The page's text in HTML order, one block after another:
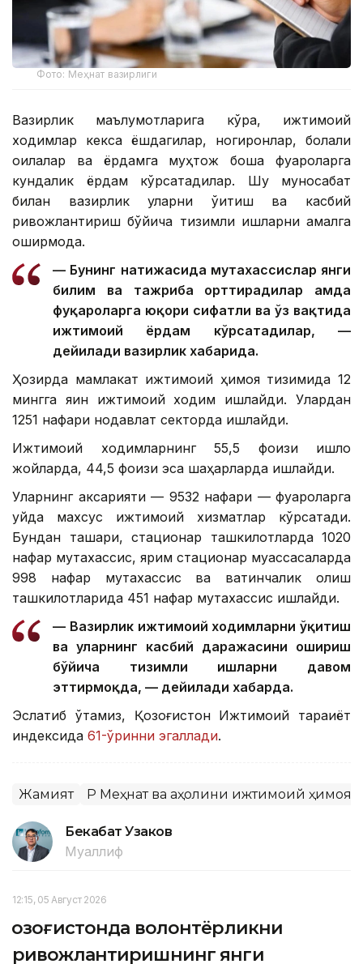
Фото: Меҳнат вазирлиги
Вазирлик маълумотларига кўра, ижтимоий
ходимлар кекса ёшдагилар, ногиронлар, болали
оилалар ва ёрдамга муҳтож бошқа фуқароларга
кундалик ёрдам кўрсатадилар. Шу муносабат
билан вазирлик уларни ўқитиш ва касбий
ривожлантириш бўйича тизимли ишларни амалга
оширмоқда.
— Бунинг натижасида мутахассислар янги
билим ва тажриба орттирадилар ҳамда
фуқароларга юқори сифатли ва ўз вақтида
ижтимоий ёрдам кўрсатадилар, —
дейилади вазирлик хабарида.
Ҳозирда мамлакат ижтимоий ҳимоя тизимида 12
мингга яқин ижтимоий ходим ишлайди. Улардан
1251 нафари нодавлат секторда ишлайди.
Ижтимоий ходимларнинг 55,5 фоизи қишлоқ
жойларда, 44,5 фоизи эса шаҳарларда ишлайди.
Уларнинг аксарияти — 9532 нафари — фуқароларга
уйда махсус ижтимоий хизматлар кўрсатади.
Бундан ташқари, стационар ташкилотларда 1020
нафар мутахассис, ярим стационар муассасаларда
998 нафар мутахассис ва вақтинчалик қолиш
ташкилотларида 451 нафар мутахассис ишлайди.
— Вазирлик ижтимоий ходимларни ўқитиш
ва уларнинг касбий даражасини ошириш
бўйича тизимли ишларни давом
эттирмоқда, — дейилади хабарда.
Эслатиб ўтамиз, Қозоғистон Ижтимоий тараққиёт
индексида 61-ўринни эгаллади.
Жамият ҚР Меҳнат ва аҳолини ижтимоий ҳимоя
Бекабат Узаков
Муаллиф
12:15, 05 Август 2026
Қозоғистонда волонтёрликни
ривожлантиришнинг янги